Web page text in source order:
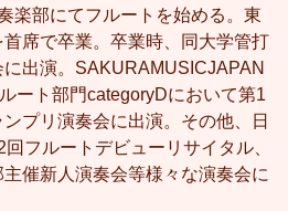
楽部にてフルートを始める。東
席で卒業。卒業時、同大学管打
出演。SAKURAMUSICJAPAN
ート部門categoryDにおいて第1
プリ演奏会に出演。その他、日
フルートデビューリサイタル、
催新人演奏会等様々な演奏会に